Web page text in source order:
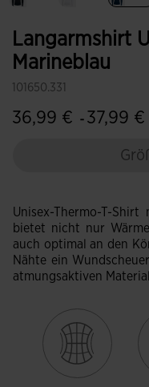
Langarmshirt
Marineblau
101650.331
36,99 € - 37,99 €
Unisex-Thermo-T-
bietet nicht nur
auch optimal an den
Nähte ein
atmungsaktiven